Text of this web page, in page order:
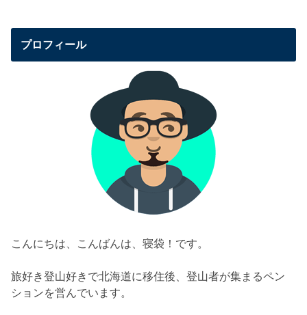
プロフィール
こんにちは、こんばんは、寝袋！です。
旅好き登山好きで北海道に移住後、登山者が集まるペン
ションを営んでいます。